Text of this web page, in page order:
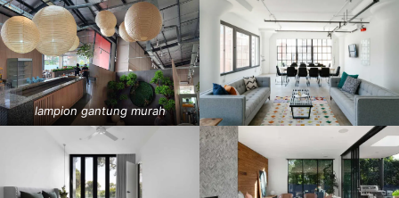
lampion gantung murah